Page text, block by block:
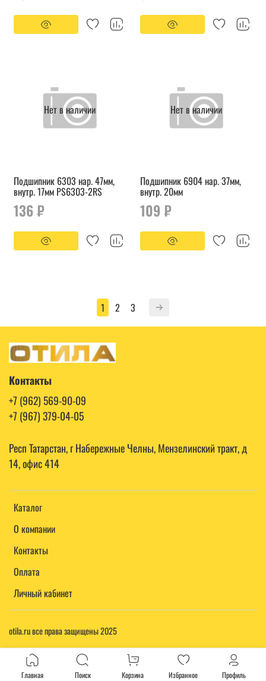
Нет в наличии
Подшипник 6303 нар. 47мм,
внутр. 17мм PS6303-2RS
136 ₽
Нет в наличии
Подшипник 6904 нар. 37мм,
внутр. 20мм
109 ₽
1 2 3
Каталог
О компании
Контакты
Оплата
Личный кабинет
Контакты
+7 (962) 569-90-09
+7 (967) 379-04-05
Респ Татарстан, г Набережные Челны, Мензелинский тракт, д
14, офис 414
otila.ru все права защищены 2025
Главная Поиск Корзина Избранное Профиль